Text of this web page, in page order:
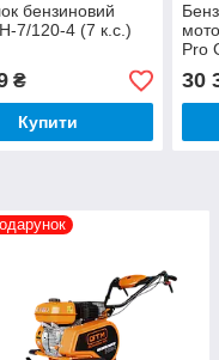
бензиновий
7/120-4 (7 к.с.)
₴
Купити
Pro
30